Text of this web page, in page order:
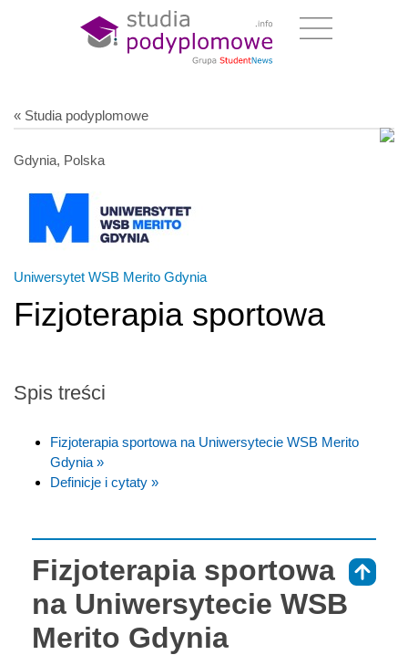
« Studia podyplomowe
Gdynia, Polska
Uniwersytet WSB Merito Gdynia
Fizjoterapia sportowa
Spis treści
Fizjoterapia sportowa na Uniwersytecie WSB Merito
Gdynia »
Definicje i cytaty »
Fizjoterapia sportowa
na Uniwersytecie WSB
Merito Gdynia